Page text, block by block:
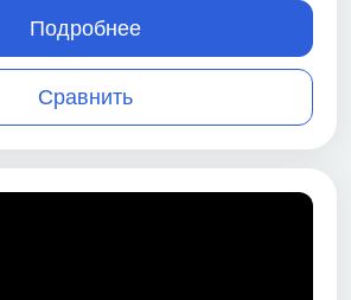
Сравнить
Подробнее